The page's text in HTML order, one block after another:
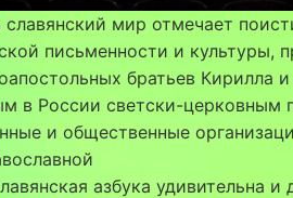
мир отмечает
письменности и культуры,
братьев Кирилла
в России светски-церковным
и общественные
азбука удивительна и